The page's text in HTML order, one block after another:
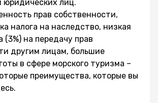
юридических лиц.
прав собственности,
налога на наследство, низкая
(3%) на передачу прав
другим лицам, большие
в сфере морского туризма –
преимущества, которые вы